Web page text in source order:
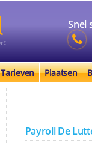
Snel
Tarieven Plaatsen
Payroll De